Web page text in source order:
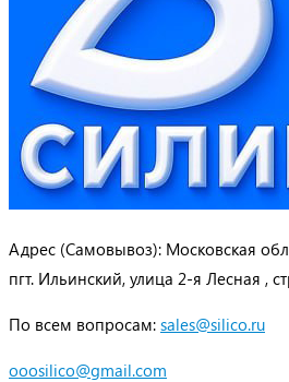
Адрес (Самовывоз): Московская
пгт. Ильинский, улица 2-я Лесная ,
По всем вопросам: sales@silico.ru
ooosilico@gmail.com